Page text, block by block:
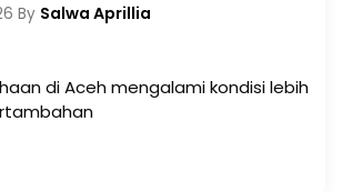
By Salwa Aprillia
di Aceh mengalami kondisi lebih